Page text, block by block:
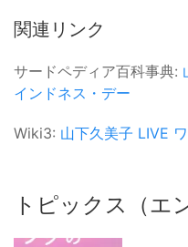
関連リンク
サードペディア百科事典:
インドネス・デー
Wiki3: 山下久美子 LIVE
トピックス（エ